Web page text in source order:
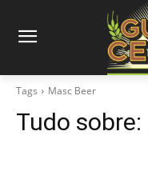
Tags Masc Beer
Tudo sobre: